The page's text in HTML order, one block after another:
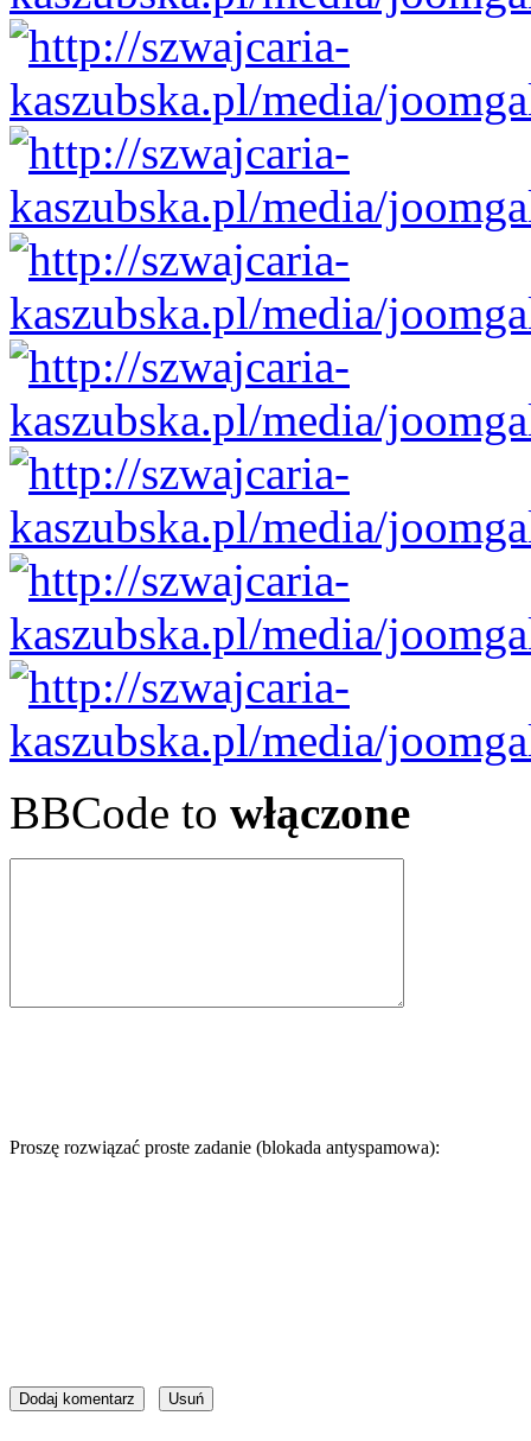
BBCode to włączone
Proszę rozwiązać proste zadanie (blokada antyspamowa):